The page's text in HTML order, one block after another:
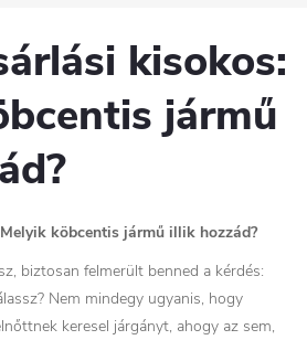
kisokos:
jármű
köbcentis jármű illik hozzád?
biztosan felmerült benned a kérdés:
Nem mindegy ugyanis, hogy
keresel járgányt, ahogy az sem,